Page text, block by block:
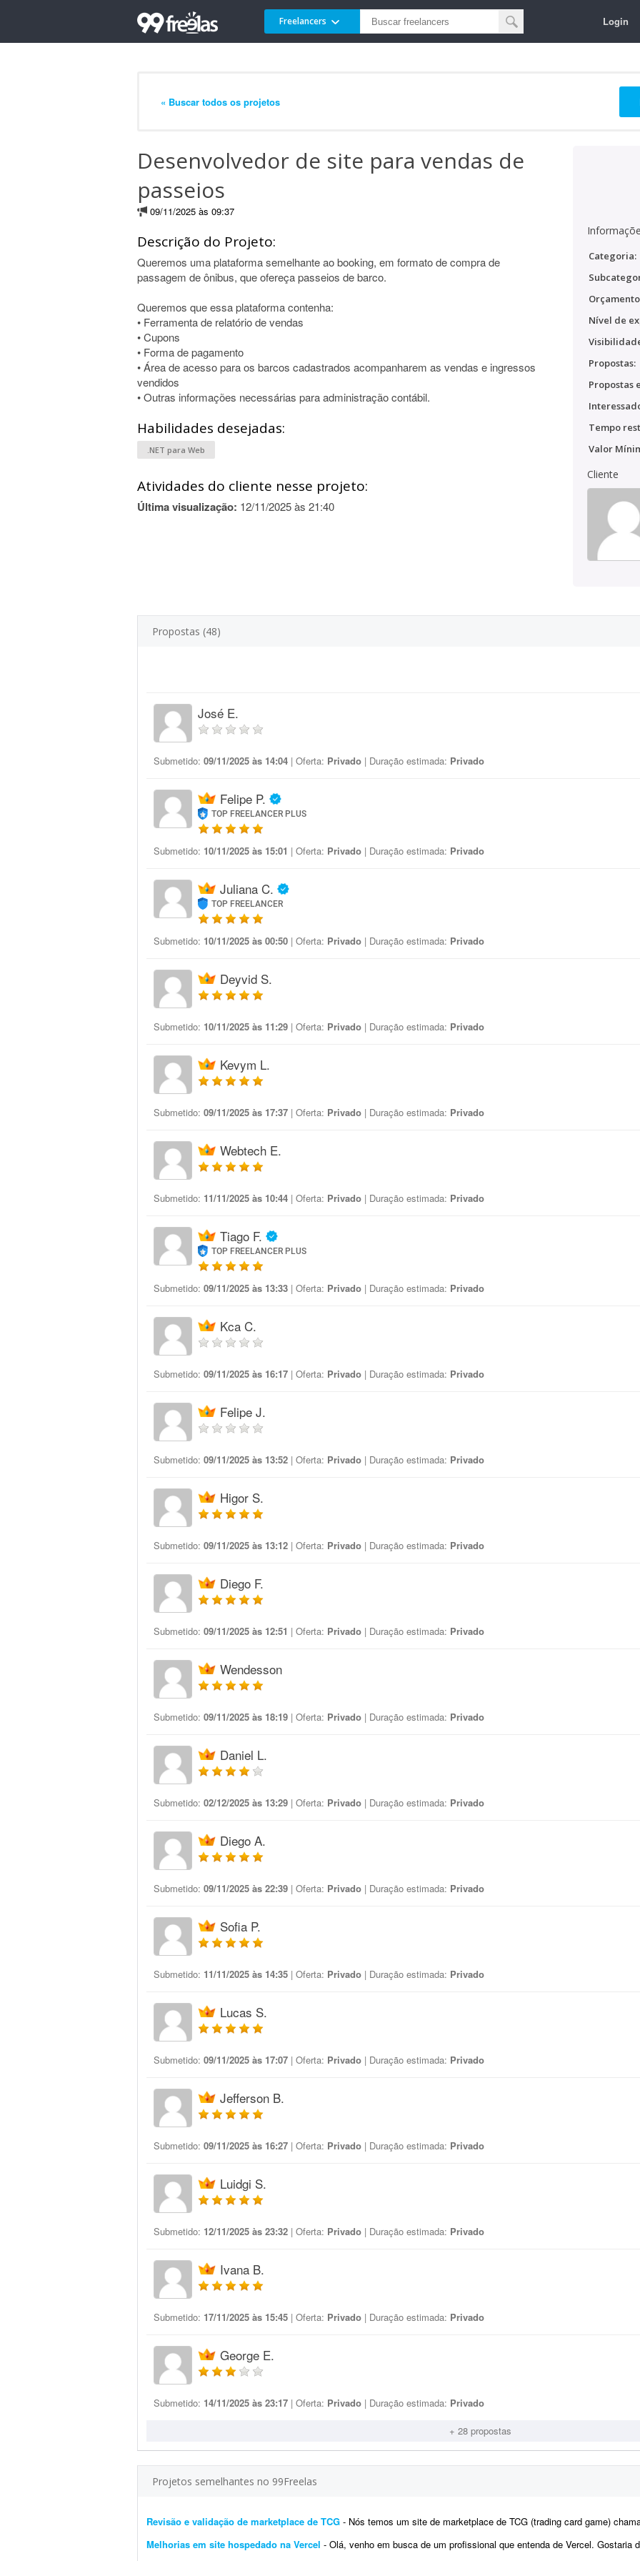
Freelancers Login
« Buscar todos os projetos
Desenvolvedor de site para vendas de
passeios
09/11/2025 às 09:37
Descrição do Projeto:
Queremos uma plataforma semelhante ao booking, em formato de compra de
passagem de ônibus, que ofereça passeios de barco.
Queremos que essa plataforma contenha:
• Ferramenta de relatório de vendas
• Cupons
• Forma de pagamento
• Área de acesso para os barcos cadastrados acompanharem as vendas e ingressos
vendidos
• Outras informações necessárias para administração contábil.
Habilidades desejadas:
.NET para Web
Atividades do cliente nesse projeto:
Última visualização: 12/11/2025 às 21:40
Categoria:
Nível de
Propostas:
Propostas
Tempo
Valor
Cliente
Propostas (48)
José E.
Submetido: 09/11/2025 às 14:04 | Oferta: Privado | Duração estimada: Privado
Felipe P.
TOP FREELANCER PLUS
Submetido: 10/11/2025 às 15:01 | Oferta: Privado | Duração estimada: Privado
Juliana C.
TOP FREELANCER
Submetido: 10/11/2025 às 00:50 | Oferta: Privado | Duração estimada: Privado
Deyvid S.
Submetido: 10/11/2025 às 11:29 | Oferta: Privado | Duração estimada: Privado
Kevym L.
Submetido: 09/11/2025 às 17:37 | Oferta: Privado | Duração estimada: Privado
Webtech E.
Submetido: 11/11/2025 às 10:44 | Oferta: Privado | Duração estimada: Privado
Tiago F.
TOP FREELANCER PLUS
Submetido: 09/11/2025 às 13:33 | Oferta: Privado | Duração estimada: Privado
Kca C.
Submetido: 09/11/2025 às 16:17 | Oferta: Privado | Duração estimada: Privado
Felipe J.
Submetido: 09/11/2025 às 13:52 | Oferta: Privado | Duração estimada: Privado
Higor S.
Submetido: 09/11/2025 às 13:12 | Oferta: Privado | Duração estimada: Privado
Diego F.
Submetido: 09/11/2025 às 12:51 | Oferta: Privado | Duração estimada: Privado
Wendesson
Submetido: 09/11/2025 às 18:19 | Oferta: Privado | Duração estimada: Privado
Daniel L.
Submetido: 02/12/2025 às 13:29 | Oferta: Privado | Duração estimada: Privado
Diego A.
Submetido: 09/11/2025 às 22:39 | Oferta: Privado | Duração estimada: Privado
Sofia P.
Submetido: 11/11/2025 às 14:35 | Oferta: Privado | Duração estimada: Privado
Lucas S.
Submetido: 09/11/2025 às 17:07 | Oferta: Privado | Duração estimada: Privado
Jefferson B.
Submetido: 09/11/2025 às 16:27 | Oferta: Privado | Duração estimada: Privado
Luidgi S.
Submetido: 12/11/2025 às 23:32 | Oferta: Privado | Duração estimada: Privado
Ivana B.
Submetido: 17/11/2025 às 15:45 | Oferta: Privado | Duração estimada: Privado
George E.
Submetido: 14/11/2025 às 23:17 | Oferta: Privado | Duração estimada: Privado
+ 28 propostas
Projetos semelhantes no 99Freelas
Revisão e validação de marketplace de TCG - Nós temos um site de marketplace de TCG (trading card game) chamado Capital Collectibles e gostaria de um programador
Melhorias em site hospedado na Vercel - Olá, venho em busca de um profissional que entenda de Vercel. Gostaria de fazer alterações e melhorias no